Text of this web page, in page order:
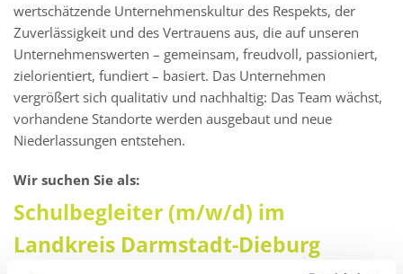
wertschätzende Unternehmenskultur des Respekts, der
Zuverlässigkeit und des Vertrauens aus, die auf unseren
Unternehmenswerten – gemeinsam, freudvoll, passioniert,
zielorientiert, fundiert – basiert. Das Unternehmen
vergrößert sich qualitativ und nachhaltig: Das Team wächst,
vorhandene Standorte werden ausgebaut und neue
Niederlassungen entstehen.
Wir suchen Sie als:
Schulbegleiter (m/w/d) im
Landkreis Darmstadt-Dieburg